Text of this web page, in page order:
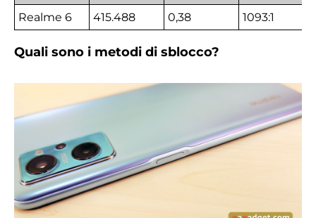
Realme 6
415.488 0,38 1093:1
Quali sono i metodi di sblocco?